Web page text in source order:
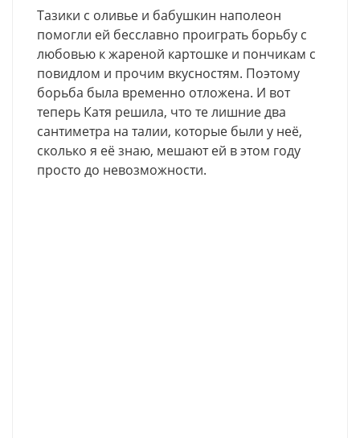
Тазики с оливье и бабушкин наполеон
помогли ей бесславно проиграть борьбу с
любовью к жареной картошке и пончикам с
повидлом и прочим вкусностям. Поэтому
борьба была временно отложена. И вот
теперь Катя решила, что те лишние два
сантиметра на талии, которые были у неё,
сколько я её знаю, мешают ей в этом году
просто до невозможности.